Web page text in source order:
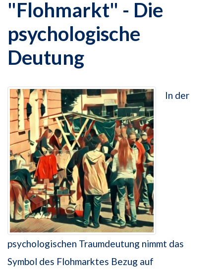
"Flohmarkt" - Die
psychologische
Deutung
In der
psychologischen Traumdeutung nimmt das
Symbol des Flohmarktes Bezug auf